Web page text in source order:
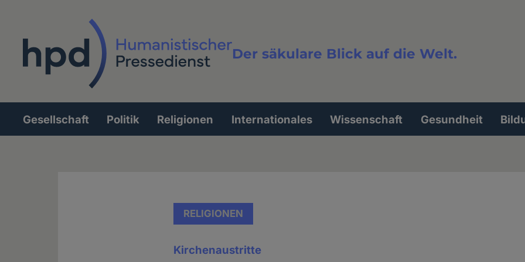
Der säkulare Blick auf die Welt.
Volltextsuche
Hauptnavigation
Gesellschaft Politik Religionen Internationales Wissenschaft Gesundheit
RELIGIONEN
Kirchenaustritte